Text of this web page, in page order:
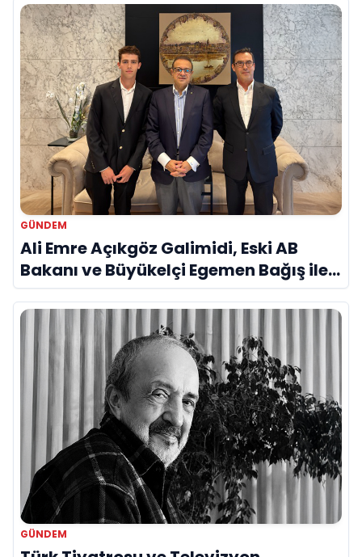
GÜNDEM
Ali Emre Açıkgöz Galimidi, Eski AB
Bakanı ve Büyükelçi Egemen Bağış ile
Bir Araya Geldi
GÜNDEM